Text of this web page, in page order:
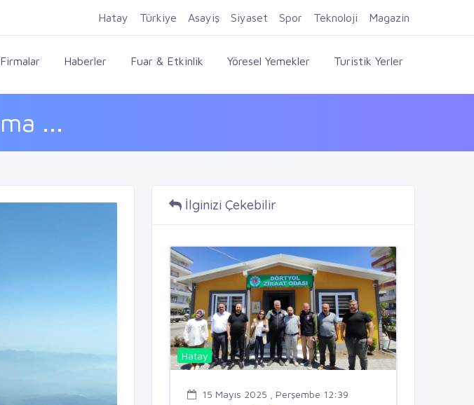
Firma Ekle Kayıt Ol Giriş Yap
Haberler Fuar & Etkinlik Yöresel Yemekler Turistik Yerler
...
Hatay Türkiye Asayiş Siyaset Spor Teknoloji Magazin
İlginizi Çekebilir
Hatay
15 Mayıs 2025 , Perşembe 12:39